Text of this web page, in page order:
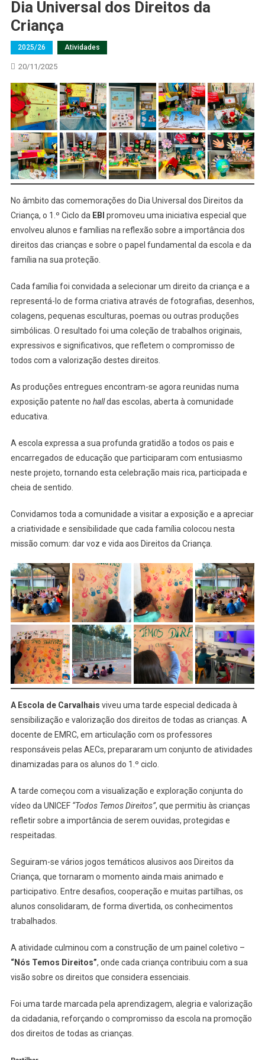
Dia Universal dos Direitos da
Criança
2025/26 Atividades
20/11/2025
No âmbito das comemorações do Dia Universal dos Direitos da
Criança, o 1.º Ciclo da EBI promoveu uma iniciativa especial que
envolveu alunos e famílias na reflexão sobre a importância dos
direitos das crianças e sobre o papel fundamental da escola e da
família na sua proteção.
Cada família foi convidada a selecionar um direito da criança e a
representá-lo de forma criativa através de fotografias, desenhos,
colagens, pequenas esculturas, poemas ou outras produções
simbólicas. O resultado foi uma coleção de trabalhos originais,
expressivos e significativos, que refletem o compromisso de
todos com a valorização destes direitos.
As produções entregues encontram-se agora reunidas numa
exposição patente no halldas escolas, aberta à comunidade
educativa.
A escola expressa a sua profunda gratidão a todos os pais e
encarregados de educação que participaram com entusiasmo
neste projeto, tornando esta celebração mais rica, participada e
cheia de sentido.
Convidamos toda a comunidade a visitar a exposição e a apreciar
a criatividade e sensibilidade que cada família colocou nesta
missão comum: dar voz e vida aos Direitos da Criança.
A Escola de Carvalhais viveu uma tarde especial dedicada à
sensibilização e valorização dos direitos de todas as crianças. A
docente de EMRC, em articulação com os professores
responsáveis pelas AECs, prepararam um conjunto de atividades
dinamizadas para os alunos do 1.º ciclo.
A tarde começou com a visualização e exploração conjunta do
vídeo da UNICEF “Todos Temos Direitos”, que permitiu às crianças
refletir sobre a importância de serem ouvidas, protegidas e
respeitadas.
Seguiram-se vários jogos temáticos alusivos aos Direitos da
Criança, que tornaram o momento ainda mais animado e
participativo. Entre desafios, cooperação e muitas partilhas, os
alunos consolidaram, de forma divertida, os conhecimentos
trabalhados.
A atividade culminou com a construção de um painel coletivo –
“Nós Temos Direitos”, onde cada criança contribuiu com a sua
visão sobre os direitos que considera essenciais.
Foi uma tarde marcada pela aprendizagem, alegria e valorização
da cidadania, reforçando o compromisso da escola na promoção
dos direitos de todas as crianças.